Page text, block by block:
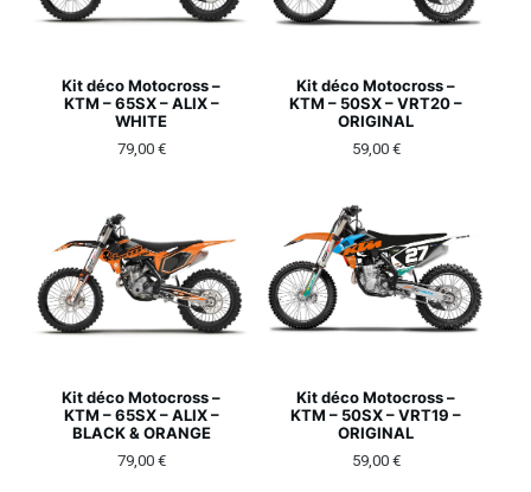
Kit déco Motocross –
KTM – 65SX – ALIX –
WHITE
79,00 €
Kit déco Motocross –
KTM – 50SX – VRT20 –
ORIGINAL
59,00 €
Kit déco Motocross –
KTM – 65SX – ALIX –
BLACK & ORANGE
79,00 €
Kit déco Motocross –
KTM – 50SX – VRT19 –
ORIGINAL
59,00 €